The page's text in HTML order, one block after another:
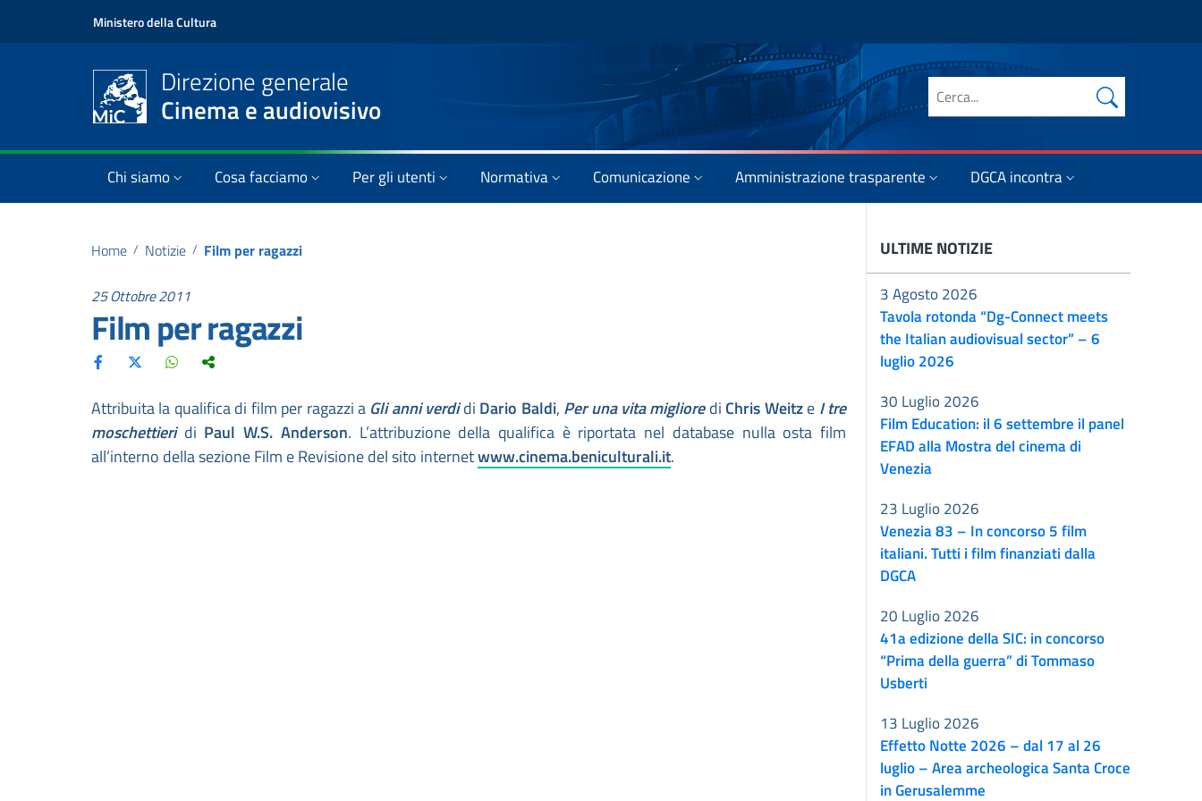
Ministero della Cultura
Direzione generale
Cinema e audiovisivo Cerca nel sito
Chi siamo Cosa facciamo Per gli utenti Normativa Comunicazione Amministrazione trasparente DGCA incontra
Home / Notizie / Film per ragazzi
25 Ottobre 2011
Film per ragazzi
Attribuita la qualifica di film per ragazzi a Gli anni verdidi Dario Baldi, Per una vita miglioredi Chris Weitze I tre
moschettieri di Paul W.S. Anderson. L’attribuzione della qualifica è riportata nel database nulla osta film
all’interno della sezione Film e Revisione del sito internetwww.cinema.beniculturali.it.
ULTIME NOTIZIE
Tavola rotonda “Dg-Connect meets
the Italian audiovisual sector” – 6
luglio 2026
3 Agosto 2026
Film Education: il 6 settembre il panel
EFAD alla Mostra del cinema di
Venezia
30 Luglio 2026
Venezia 83 – In concorso 5 film
italiani. Tutti i film finanziati dalla
DGCA
23 Luglio 2026
41a edizione della SIC: in concorso
“Prima della guerra” di Tommaso
Usberti
20 Luglio 2026
Effetto Notte 2026 – dal 17 al 26
luglio – Area archeologica Santa Croce
in Gerusalemme
13 Luglio 2026